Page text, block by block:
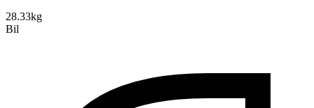
28.33kg
Bil